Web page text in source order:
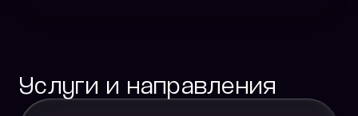
Услуги и направления